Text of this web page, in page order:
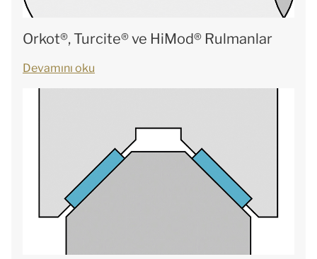
Orkot®, Turcite® ve HiMod® Rulmanlar
Devamını oku